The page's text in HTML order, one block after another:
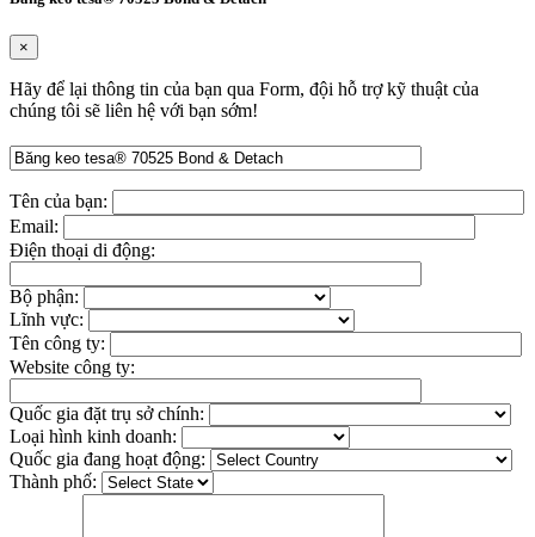
×
Hãy để lại thông tin của bạn qua Form, đội hỗ trợ kỹ thuật của
chúng tôi sẽ liên hệ với bạn sớm!
Tên của bạn:
Email:
Điện thoại di động:
Bộ phận:
Lĩnh vực:
Tên công ty:
Website công ty:
Quốc gia đặt trụ sở chính:
Loại hình kinh doanh:
Quốc gia đang hoạt động:
Thành phố: